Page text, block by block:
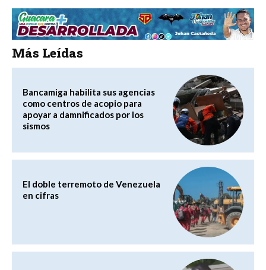
Más Leídas
Bancamiga habilita sus agencias
como centros de acopio para
apoyar a damnificados por los
sismos
El doble terremoto de Venezuela
en cifras